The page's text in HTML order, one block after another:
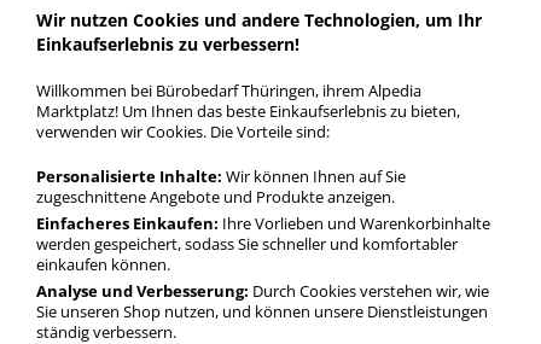
Aufbewahrungsbox 48 l >
Volumen 48 l
Transportboxen 48 l in bester Qualität zum günstigen Preis.
Finden Sie schnell Transportboxen 48 l mit unserer Filter-
Aufbewahrungsbox 48 l
mehr Infos zur Kategorie
Wir nutzen Cookies und andere Technologien, um Ihr
Einkaufserlebnis zu verbessern!
Willkommen bei Bürobedarf Thüringen, ihrem Alpedia
Marktplatz! Um Ihnen das beste Einkaufserlebnis zu bieten,
verwenden wir Cookies. Die Vorteile sind:
Personalisierte Inhalte: Wir können Ihnen auf Sie
zugeschnittene Angebote und Produkte anzeigen.
Einfacheres Einkaufen: Ihre Vorlieben und Warenkorbinhalte
werden gespeichert, sodass Sie schneller und komfortabler
einkaufen können.
Analyse und Verbesserung: Durch Cookies verstehen wir, wie
Sie unseren Shop nutzen, und können unsere Dienstleistungen
ständig verbessern.